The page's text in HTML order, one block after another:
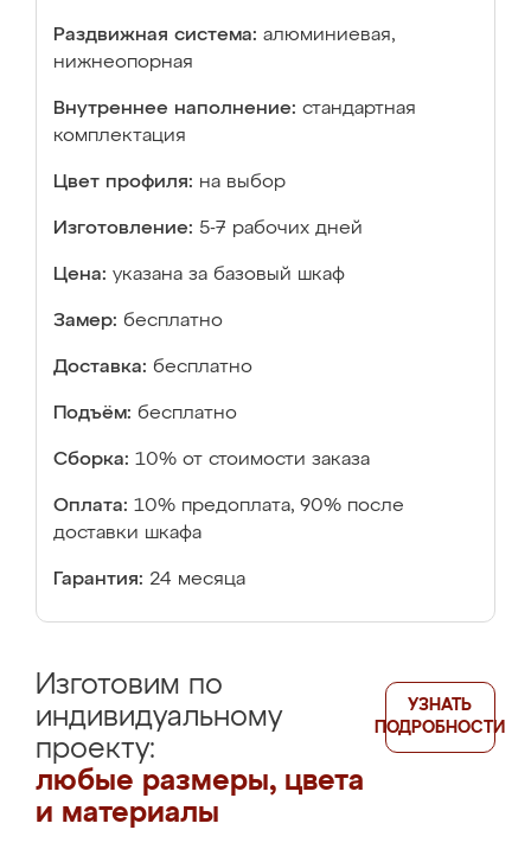
Раздвижная система: алюминиевая,
нижнеопорная
Внутреннее наполнение: стандартная
комплектация
Цвет профиля: на выбор
Изготовление: 5-7 рабочих дней
Цена: указана за базовый шкаф
Замер: бесплатно
Доставка: бесплатно
Подъём: бесплатно
Сборка: 10% от стоимости заказа
Оплата: 10% предоплата, 90% после
доставки шкафа
Гарантия: 24 месяца
Изготовим по
индивидуальному
проекту:
любые размеры, цвета
и материалы
УЗНАТЬ
ПОДРОБНОСТИ